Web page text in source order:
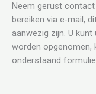
Neem gerust
bereiken via e-mail,
aanwezig zijn. U
worden opgenomen,
onderstaand